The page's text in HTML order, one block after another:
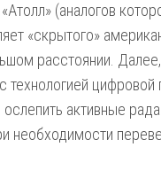
(аналогов
«скрытого»
расстоянии.
технологией цифровой
активные
необходимости